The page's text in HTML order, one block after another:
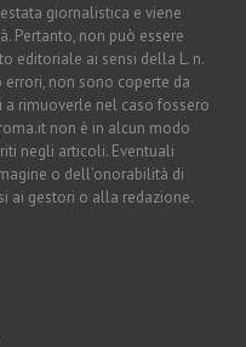
giornalistica e viene
Pertanto, non può essere
editoriale ai sensi della L. n.
errori, non sono coperte da
rimuoverle nel caso fossero
non è in alcun modo
negli articoli. Eventuali
o dell’onorabilità di
ai gestori o alla redazione.